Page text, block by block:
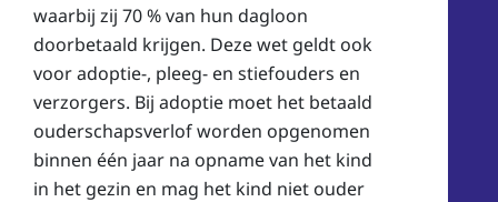
waarbij zij 70 % van hun dagloon
doorbetaald krijgen. Deze wet geldt ook
voor adoptie-, pleeg- en stiefouders en
verzorgers. Bij adoptie moet het betaald
ouderschapsverlof worden opgenomen
binnen één jaar na opname van het kind
in het gezin en mag het kind niet ouder